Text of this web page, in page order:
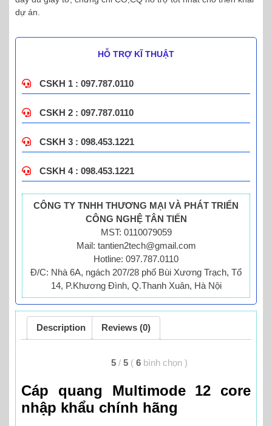
dự án.
HỖ TRỢ KĨ THUẬT
CSKH 1 : 097.787.0110
CSKH 2 : 097.787.0110
CSKH 3 : 098.453.1221
CSKH 4 : 098.453.1221
CÔNG TY TNHH THƯƠNG MẠI VÀ PHÁT TRIỂN
CÔNG NGHỆ TÂN TIẾN
MST: 0110079059
Mail: tantien2tech@gmail.com
Hotline: 097.787.0110
Đ/C: Nhà 6A, ngách 207/28 phố Bùi Xương Trạch, Tổ
14, P.Khương Đình, Q.Thanh Xuân, Hà Nội
Description Reviews (0)
5 / 5 ( 6 bình chọn )
Cáp quang Multimode 12 core
nhập khẩu chính hãng